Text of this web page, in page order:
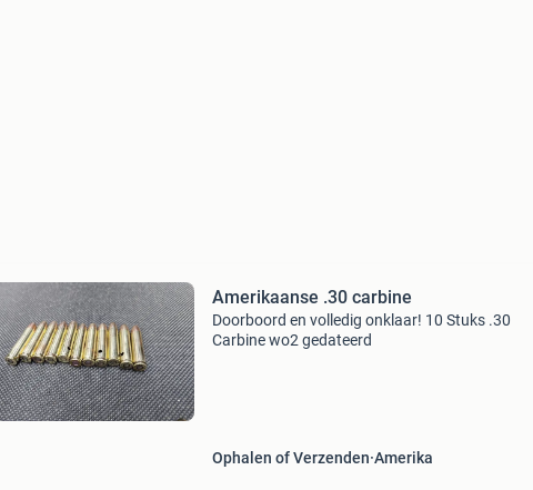
Amerikaanse .30 carbine
Doorboord en volledig onklaar! 10 Stuks .30
Carbine wo2 gedateerd
Ophalen of Verzenden Amerika